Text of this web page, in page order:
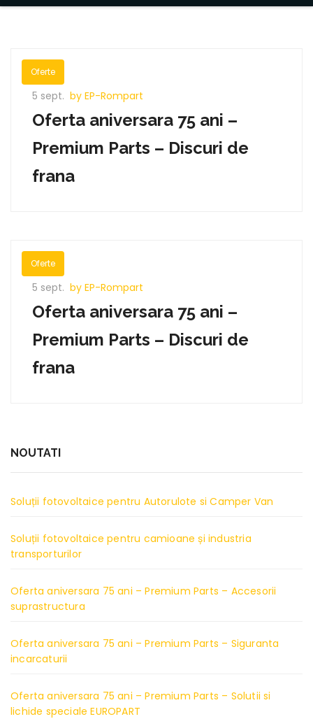
Oferte
5 sept. by EP-Rompart
Oferta aniversara 75 ani –
Premium Parts – Discuri de
frana
Oferte
5 sept. by EP-Rompart
Oferta aniversara 75 ani –
Premium Parts – Discuri de
frana
NOUTATI
Soluții fotovoltaice pentru Autorulote si Camper Van
Soluții fotovoltaice pentru camioane și industria
transporturilor
Oferta aniversara 75 ani – Premium Parts – Accesorii
suprastructura
Oferta aniversara 75 ani – Premium Parts – Siguranta
incarcaturii
Oferta aniversara 75 ani – Premium Parts – Solutii si
lichide speciale EUROPART